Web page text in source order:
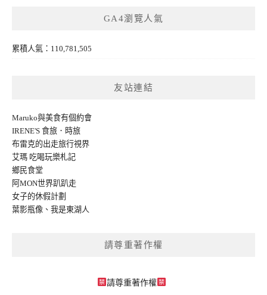
GA4瀏覽人氣
累積人氣：110,781,505
友站連結
Maruko與美食有個約會
IRENE'S 食旅．時旅
布雷克的出走旅行視界
艾瑪 吃喝玩樂札記
鄉民食堂
阿MON世界趴趴走
女子的休假計劃
葉影瓶像 、 我是東湖人
請尊重著作權
請尊重著作權